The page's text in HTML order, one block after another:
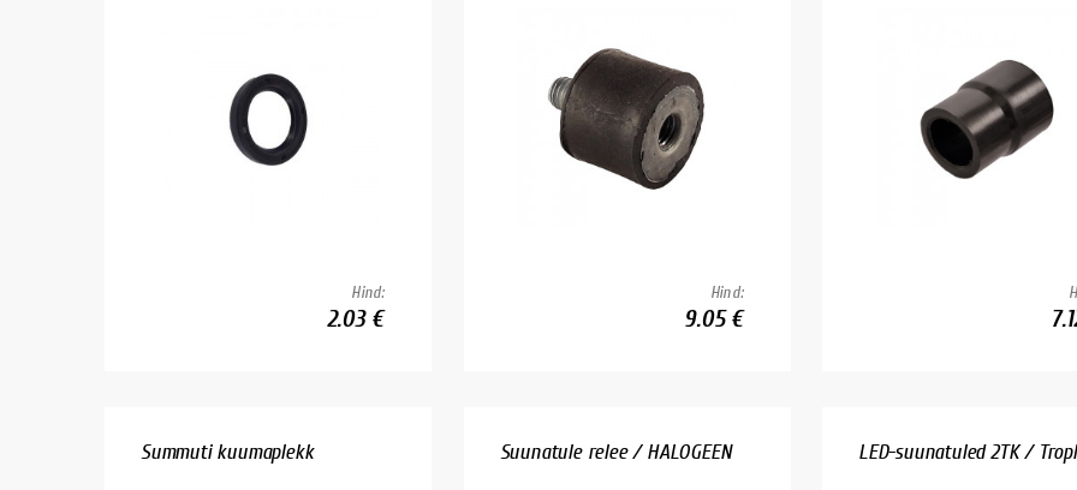
Hind:
2.03 €
Hind:
9.05 €
Summuti kuumaplekk Suunatule relee / HALOGEEN LED-suunatuled 2TK /